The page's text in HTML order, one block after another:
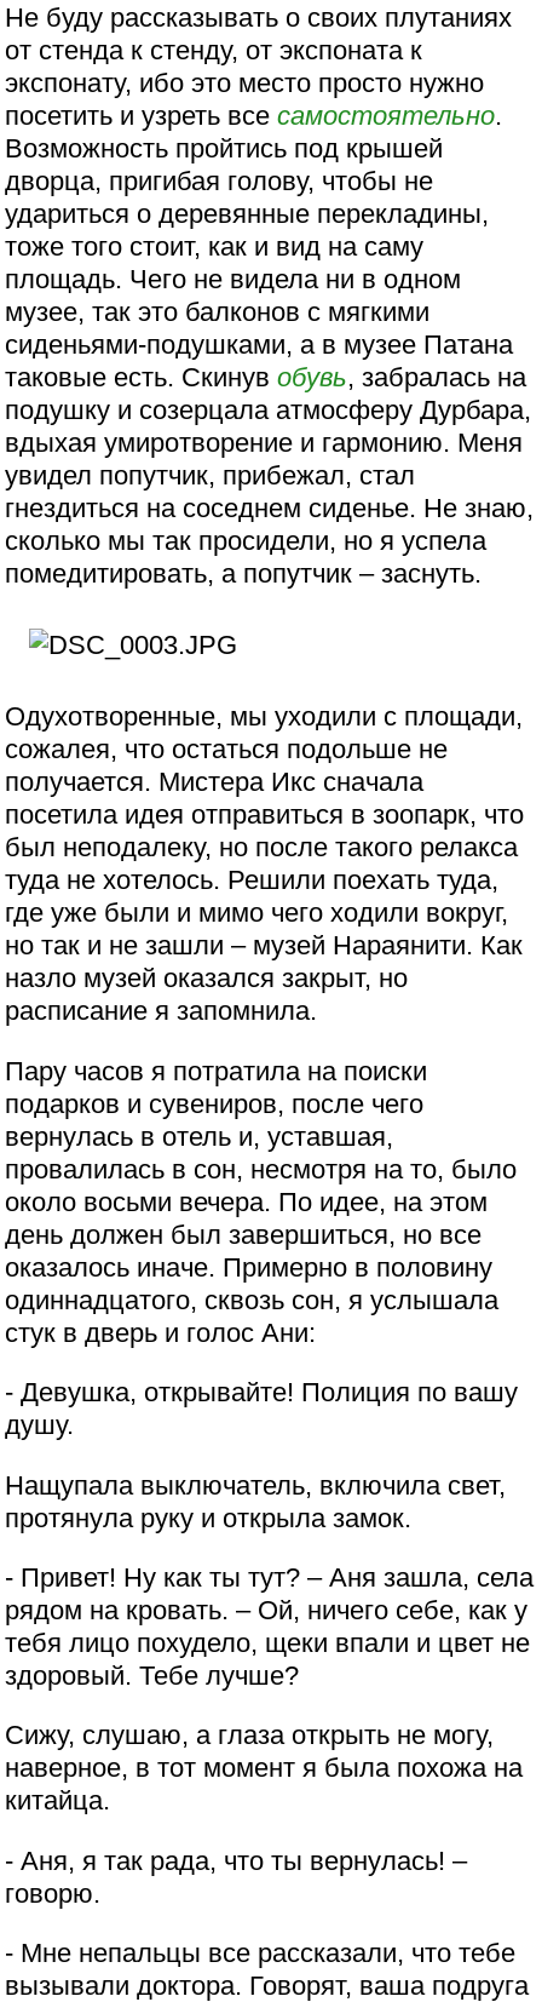
Не буду рассказывать о своих плутаниях
от стенда к стенду, от экспоната к
экспонату, ибо это место просто нужно
посетить и узреть всесамостоятельно.
Возможность пройтись под крышей
дворца, пригибая голову, чтобы не
удариться о деревянные перекладины,
тоже того стоит, как и вид на саму
площадь. Чего не видела ни в одном
музее, так это балконов с мягкими
сиденьями-подушками, а в музее Патана
таковые есть. Скинувобувь, забралась на
подушку и созерцала атмосферу Дурбара,
вдыхая умиротворение и гармонию. Меня
увидел попутчик, прибежал, стал
гнездиться на соседнем сиденье. Не знаю,
сколько мы так просидели, но я успела
помедитировать, а попутчик – заснуть.
Одухотворенные, мы уходили с площади,
сожалея, что остаться подольше не
получается. Мистера Икс сначала
посетила идея отправиться в зоопарк, что
был неподалеку, но после такого релакса
туда не хотелось. Решили поехать туда,
где уже были и мимо чего ходили вокруг,
но так и не зашли – музей Нараянити. Как
назло музей оказался закрыт, но
расписание я запомнила.
Пару часов я потратила на поиски
подарков и сувениров, после чего
вернулась в отель и, уставшая,
провалилась в сон, несмотря на то, было
около восьми вечера. По идее, на этом
день должен был завершиться, но все
оказалось иначе. Примерно в половину
одиннадцатого, сквозь сон, я услышала
стук в дверь и голос Ани:
- Девушка, открывайте! Полиция по вашу
душу.
Нащупала выключатель, включила свет,
протянула руку и открыла замок.
- Привет! Ну как ты тут? – Аня зашла, села
рядом на кровать. – Ой, ничего себе, как у
тебя лицо похудело, щеки впали и цвет не
здоровый. Тебе лучше?
Сижу, слушаю, а глаза открыть не могу,
наверное, в тот момент я была похожа на
китайца.
- Аня, я так рада, что ты вернулась! –
говорю.
- Мне непальцы все рассказали, что тебе
вызывали доктора. Говорят, ваша подруга